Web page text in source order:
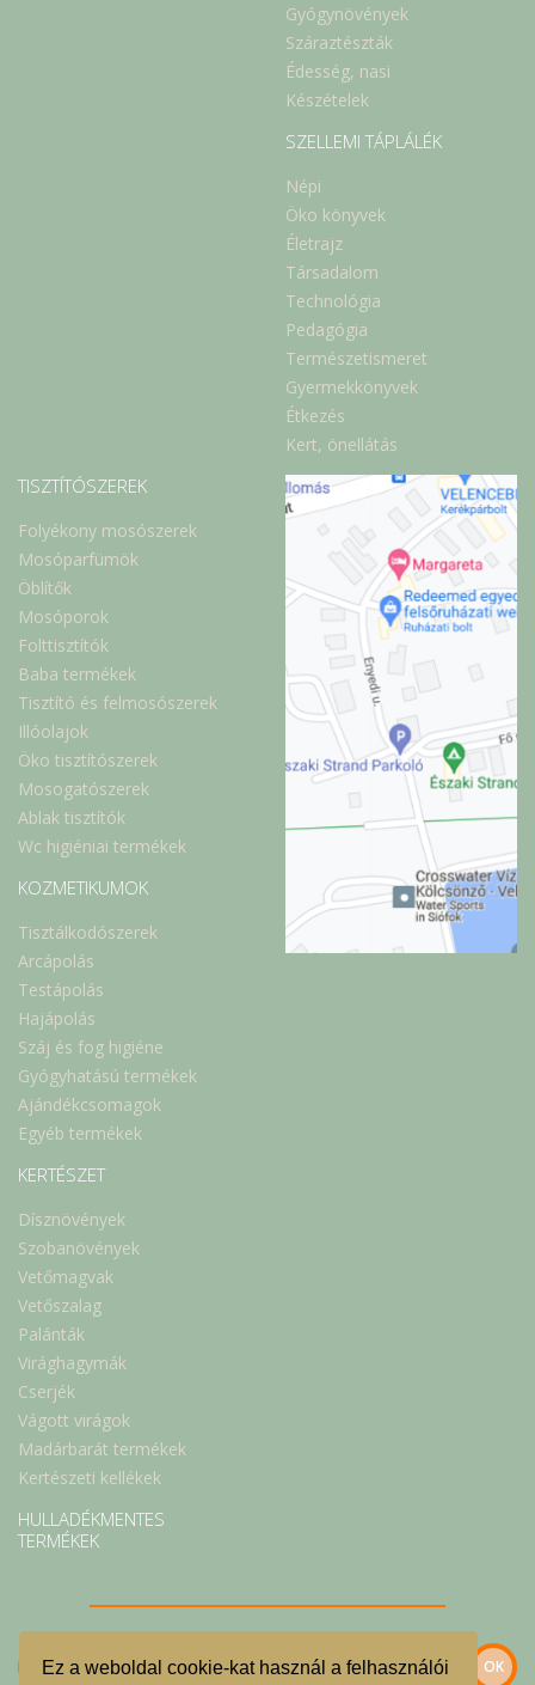
Ez a weboldal cookie-kat használ a felhasználói
Gyógynövények
Száraztészták
Édesség, nasi
Készételek
SZELLEMI TÁPLÁLÉK
Népi
Öko könyvek
Életrajz
Társadalom
Technológia
Pedagógia
Természetismeret
Gyermekkönyvek
Étkezés
Kert, önellátás
TISZTÍTÓSZEREK
Folyékony mosószerek
Mosóparfümök
Öblítők
Mosóporok
Folttisztítók
Baba termékek
Tisztító és felmosószerek
Illóolajok
Öko tisztítószerek
Mosogatószerek
Ablak tisztítók
Wc higiéniai termékek
KOZMETIKUMOK
Tisztálkodószerek
Arcápolás
Testápolás
Hajápolás
Száj és fog higiéne
Gyógyhatású termékek
Ajándékcsomagok
Egyéb termékek
KERTÉSZET
Dísznövények
Szobanövények
Vetőmagvak
Vetőszalag
Palánták
Virághagymák
Cserjék
Vágott virágok
Madárbarát termékek
Kertészeti kellékek
HULLADÉKMENTES
TERMÉKEK